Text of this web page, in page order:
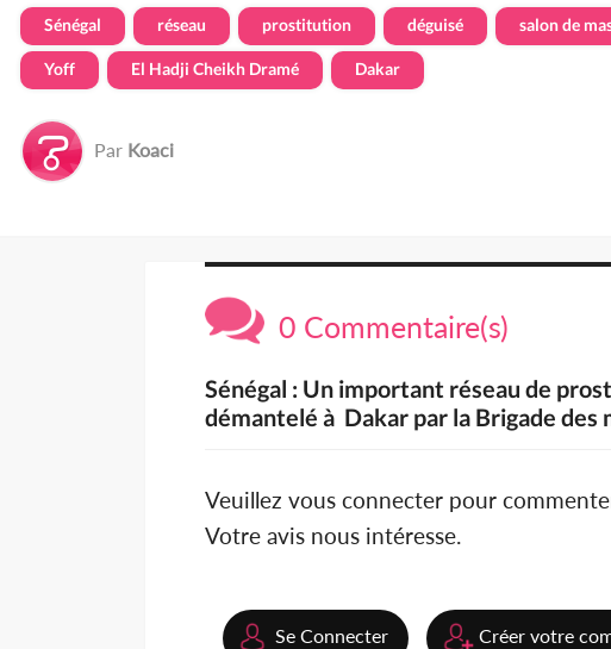
Sénégal réseau prostitution déguisé salon de
Yoff El Hadji Cheikh Dramé Dakar
Par Koaci
0 Commentaire(s)
Sénégal : Un important réseau de
démantelé à Dakar par la Brigade des
Veuillez vous connecter pour
Votre avis nous intéresse.
Se Connecter Créer votre